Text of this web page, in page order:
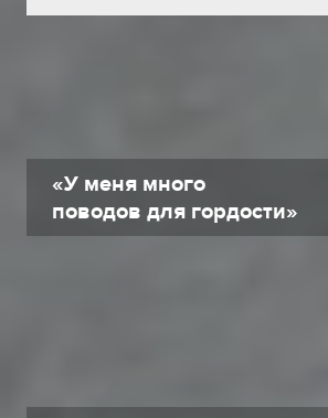
«У меня много
поводов для гордости»